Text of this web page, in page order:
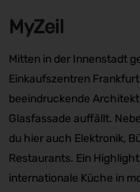
MyZeil
Mitten in der Innenstadt
Einkaufszentren
beeindruckende
Glasfassade auffällt.
du hier auch Elektronik,
Restaurants. Ein
internationale Küche in